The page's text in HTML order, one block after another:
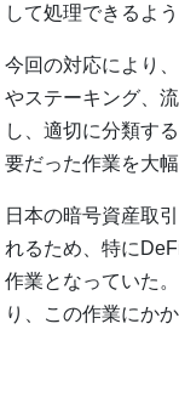
して処理できるよ
今回の対応により
やステーキング、
し、適切に分類す
要だった作業を大
日本の暗号資産取
れるため、特に
作業となっていた
り、この作業にか